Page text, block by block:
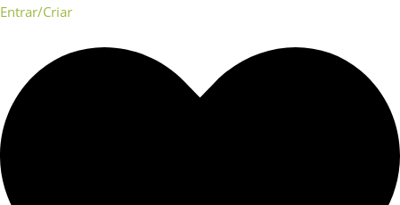
Entrar/Criar